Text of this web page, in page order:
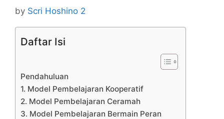
by Scri Hoshino 2
Daftar Isi
Pendahuluan
1. Model Pembelajaran Kooperatif
2. Model Pembelajaran Ceramah
3. Model Pembelajaran Bermain Peran